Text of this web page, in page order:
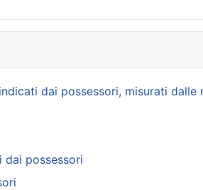
dai possessori, misurati
dai possessori